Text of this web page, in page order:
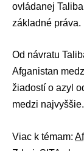
ovládanej
základné práva.
Od návratu
Afganistan
žiadostí o azyl
medzi najvyššie.
Viac k témam: